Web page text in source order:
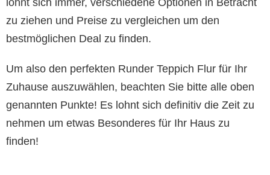
lohnt sich immer, verschiedene Optionen in Betracht
zu ziehen und Preise zu vergleichen um den
bestmöglichen Deal zu finden.
Um also den perfekten Runder Teppich Flur für Ihr
Zuhause auszuwählen, beachten Sie bitte alle oben
genannten Punkte! Es lohnt sich definitiv die Zeit zu
nehmen um etwas Besonderes für Ihr Haus zu
finden!